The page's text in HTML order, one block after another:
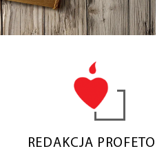
REDAKCJA PROFETO